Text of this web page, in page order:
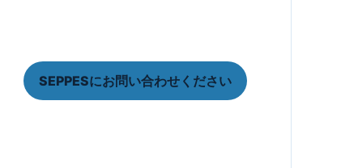
SEPPESにお問い合わせください